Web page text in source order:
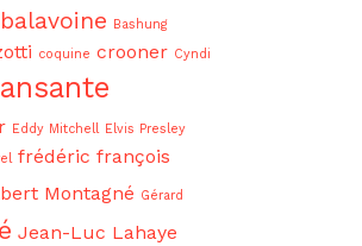
balavoine Bashung
coquine crooner Cyndi
Eddy Mitchell Elvis Presley
frédéric françois
Montagné Gérard
Jean-Luc Lahaye